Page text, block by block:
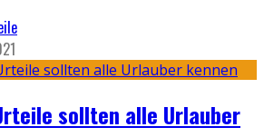
sollten alle Urlauber